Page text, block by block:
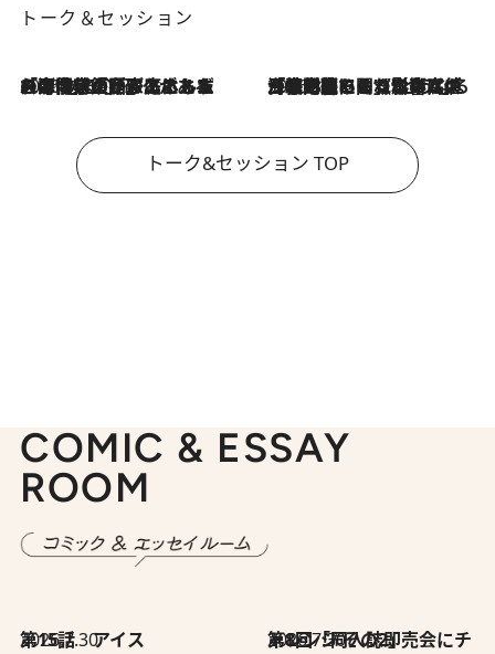
トーク＆セッション
2026.8.3
「今後値上げがあるとすれば…」「リスクがあるのは今年の冬」エネルギー専門家が語る、ホルムズ海峡封鎖が家庭にもたらす“ある心配” 2026.8.3
「住宅建てられない…」「サーチャージ料の高値が続いている」ホルムズ海峡封鎖による影響はいつまで続く？《エネルギー専門家に聞く“どうなる日本の暮らし”》
トーク&セッション TOP
COMIC & ESSAY
ROOM
2026.7.30
第15話 アイス 2026.7.30
第8回「同人誌即売会にチャレンジ その2」